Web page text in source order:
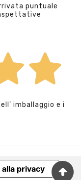
puntuale
imballaggio e i
privacy